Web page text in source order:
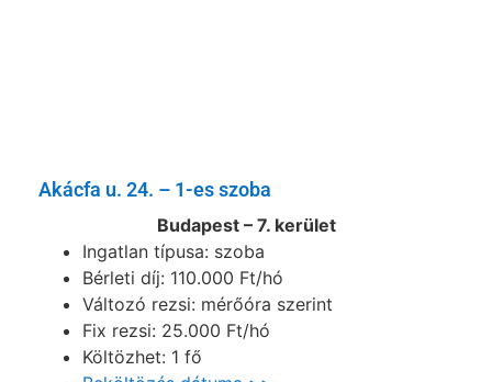
Akácfa u. 24. – 1-es szoba
Budapest – 7. kerület
Ingatlan típusa: szoba
Bérleti díj: 110.000 Ft/hó
Változó rezsi: mérőóra szerint
Fix rezsi: 25.000 Ft/hó
Költözhet: 1 fő